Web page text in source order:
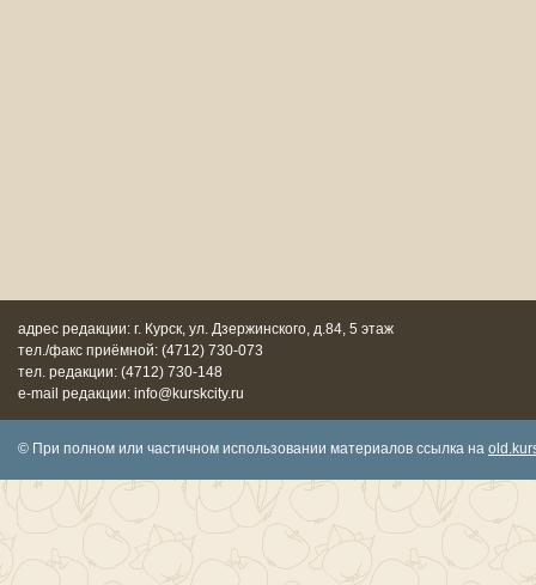
адрес редакции: г. Курск, ул. Дзержинского, д.84, 5 этаж
тел./факс приёмной: (4712) 730-073
тел. редакции: (4712) 730-148
e-mail редакции: info@kurskcity.ru
© При полном или частичном использовании материалов ссылка на